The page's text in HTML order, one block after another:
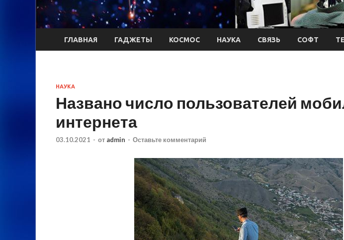
ГЛАВНАЯ ГАДЖЕТЫ КОСМОС НАУКА СВЯЗЬ СОФТ
НАУКА
Названо число пользователей
интернета
03.10.2021 - от admin - Оставьте комментарий